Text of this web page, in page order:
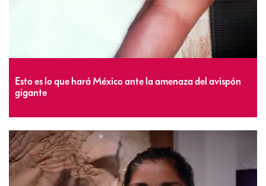
Esto es lo que hará México ante la amenaza del avispón
gigante